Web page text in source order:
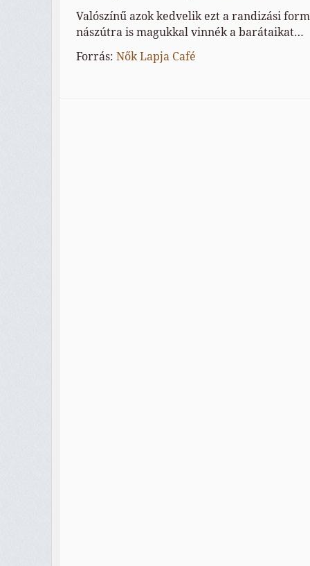
Valószínű azok kedvelik ezt a randizási
nászútra is magukkal vinnék a barátaikat…
Forrás: Nők Lapja Café